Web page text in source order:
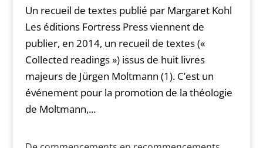
Un recueil de textes publié par Margaret Kohl
Les éditions Fortress Press viennent de
publier, en 2014, un recueil de textes («
Collected readings ») issus de huit livres
majeurs de Jürgen Moltmann (1). C’est un
événement pour la promotion de la théologie
de Moltmann,...